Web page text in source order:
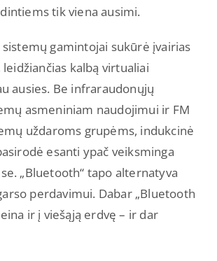
tik viena ausimi.
sistemų gamintojai sukūrė įvairias
kalbą virtualiai
ausies. Be infraraudonųjų
asmeniniam naudojimui ir FM
uždaroms grupėms, indukcinė
esanti ypač veiksminga
„Bluetooth“ tapo alternatyva
perdavimui. Dabar „Bluetooth
ir į viešąją erdvę – ir dar